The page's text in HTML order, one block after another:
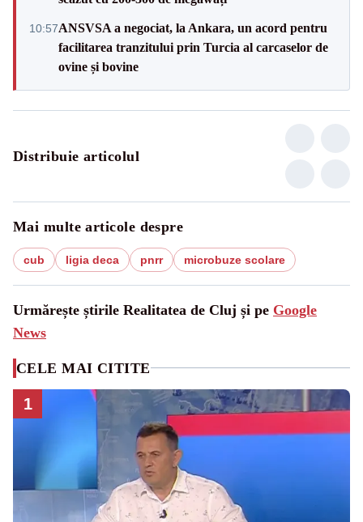
10:57ANSVSA a negociat, la Ankara, un acord pentru
facilitarea tranzitului prin Turcia al carcaselor de
ovine și bovine
Distribuie articolul
Mai multe articole despre
cub ligia deca pnrr microbuze scolare
Urmărește știrile Realitatea de Cluj și pe Google
News
CELE MAI CITITE
1